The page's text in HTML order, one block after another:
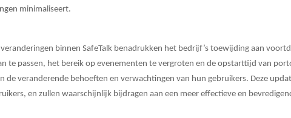
minimaliseert.
veranderingen binnen SafeTalk benadrukken het bedrijf’s toewijding aan
te passen, het bereik op evenementen te vergroten en de opstarttijd van
de veranderende behoeften en verwachtingen van hun gebruikers. Deze
en zullen waarschijnlijk bijdragen aan een meer effectieve en